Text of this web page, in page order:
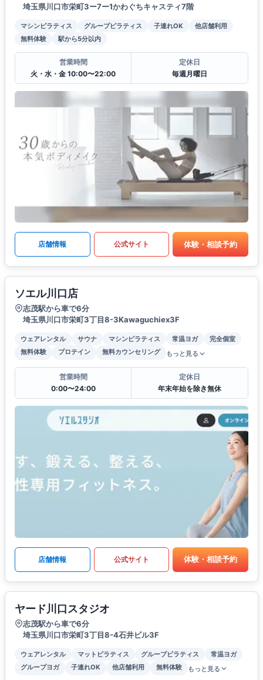
埼玉県川口市栄町3ー7ー1かわぐちキャスティ7階
マシンピラティス グループピラティス 子連れOK
他店舗利用
無料体験
駅から5分以内
営業時間
火・水・金 10:00〜22:00
定休日
毎週月曜日
店舗情報 公式サイト 体験・相談予約
ソエル川口店
志茂駅から車で6分
埼玉県川口市栄町3丁目8-3Kawaguchiex3F
ウェアレンタル サウナ マシンピラティス 常温ヨガ
完全個室
無料体験
プロテイン 無料カウンセリング もっと見る
営業時間
0:00〜24:00
定休日
年末年始を除き無休
店舗情報 公式サイト 体験・相談予約
ヤード川口スタジオ
志茂駅から車で6分
埼玉県川口市栄町3丁目8-4石井ビル3F
ウェアレンタル マットピラティス グループピラティス
常温ヨガ
グループヨガ
子連れOK 他店舗利用 無料体験 もっと見る